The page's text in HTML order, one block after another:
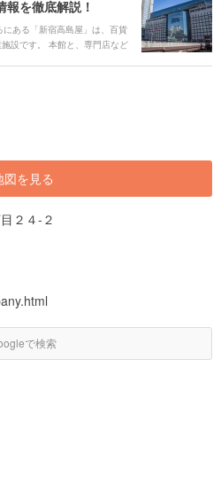
を徹底解説！
ある「新宿高島屋」は、百貨
設です。 本館と、専門店など
富な品ぞろえが特徴であるほ
といった新宿高島屋ならでは
ていきます。
図を見る
２４-２
で検索